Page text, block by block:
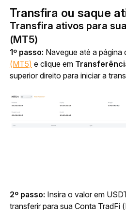
Transfira ou saque
Transfira ativos para
(MT5)
1º passo: Navegue até a página
(MT5) e clique em
superior direito para iniciar a
2º passo: Insira o valor em